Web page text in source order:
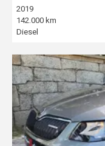
2019
142.000 km
Diesel